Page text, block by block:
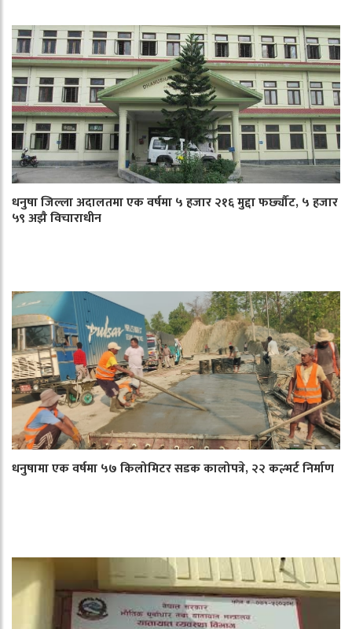
धनुषा जिल्ला अदालतमा एक वर्षमा ५ हजार २१६ मुद्दा फर्छ्यौट, ५ हजार
५९ अझै विचाराधीन
धनुषामा एक वर्षमा ५७ किलोमिटर सडक कालोपत्रे, २२ कल्भर्ट निर्माण